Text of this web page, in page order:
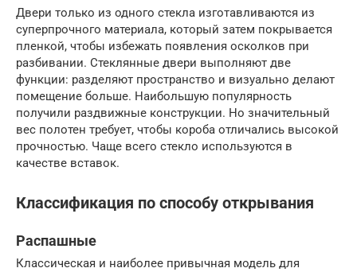
Двери только из одного стекла изготавливаются из
суперпрочного материала, который затем покрывается
пленкой, чтобы избежать появления осколков при
разбивании. Стеклянные двери выполняют две
функции: разделяют пространство и визуально делают
помещение больше. Наибольшую популярность
получили раздвижные конструкции. Но значительный
вес полотен требует, чтобы короба отличались высокой
прочностью. Чаще всего стекло используются в
качестве вставок.
Классификация по способу открывания
Распашные
Классическая и наиболее привычная модель для